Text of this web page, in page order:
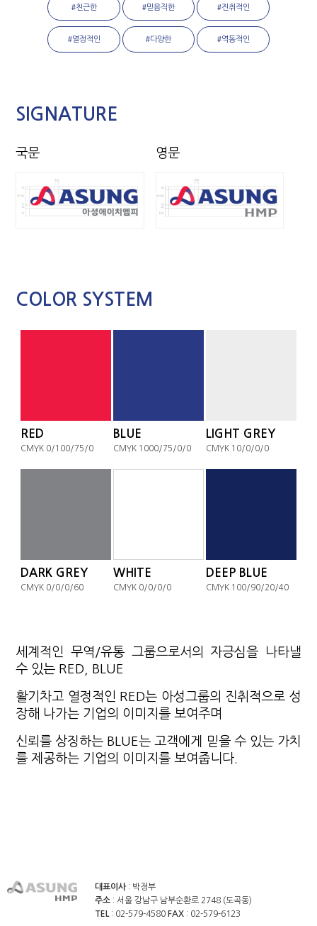
#친근한 #믿음직한 #진취적인
#열정적인 #다양한 #역동적인
SIGNATURE
국문 영문
COLOR SYSTEM
RED
CMYK 0/100/75/0
BLUE
CMYK 1000/75/0/0
LIGHT GREY
CMYK 10/0/0/0
DARK GREY
CMYK 0/0/0/60
WHITE
CMYK 0/0/0/0
DEEP BLUE
CMYK 100/90/20/40
세계적인 무역/유통 그룹으로서의 자긍심을 나타낼
수 있는 RED, BLUE
활기차고 열정적인 RED는 아성그룹의 진취적으로 성
장해 나가는 기업의 이미지를 보여주며
신뢰를 상징하는 BLUE는 고객에게 믿을 수 있는 가치
를 제공하는 기업의 이미지를 보여줍니다.
대표이사 : 박정부
주소 : 서울 강남구 남부순환로 2748 (도곡동)
TEL : 02-579-4580 FAX : 02-579-6123